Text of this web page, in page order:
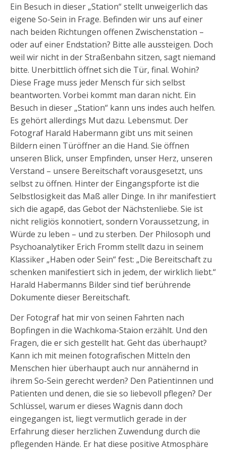
Ein Besuch in dieser „Station“ stellt unweigerlich das
eigene So-Sein in Frage. Befinden wir uns auf einer
nach beiden Richtungen offenen Zwischenstation –
oder auf einer Endstation? Bitte alle aussteigen. Doch
weil wir nicht in der Straßenbahn sitzen, sagt niemand
bitte. Unerbittlich öffnet sich die Tür, final. Wohin?
Diese Frage muss jeder Mensch für sich selbst
beantworten. Vorbei kommt man daran nicht. Ein
Besuch in dieser „Station“ kann uns indes auch helfen.
Es gehört allerdings Mut dazu. Lebensmut. Der
Fotograf Harald Habermann gibt uns mit seinen
Bildern einen Türöffner an die Hand. Sie öffnen
unseren Blick, unser Empfinden, unser Herz, unseren
Verstand – unsere Bereitschaft vorausgesetzt, uns
selbst zu öffnen. Hinter der Eingangspforte ist die
Selbstlosigkeit das Maß aller Dinge. In ihr manifestiert
sich die agapē, das Gebot der Nächstenliebe. Sie ist
nicht religiös konnotiert, sondern Voraussetzung, in
Würde zu leben – und zu sterben. Der Philosoph und
Psychoanalytiker Erich Fromm stellt dazu in seinem
Klassiker „Haben oder Sein“ fest: „Die Bereitschaft zu
schenken manifestiert sich in jedem, der wirklich liebt.“
Harald Habermanns Bilder sind tief berührende
Dokumente dieser Bereitschaft.
Der Fotograf hat mir von seinen Fahrten nach
Bopfingen in die Wachkoma-Staion erzählt. Und den
Fragen, die er sich gestellt hat. Geht das überhaupt?
Kann ich mit meinen fotografischen Mitteln den
Menschen hier überhaupt auch nur annähernd in
ihrem So-Sein gerecht werden? Den Patientinnen und
Patienten und denen, die sie so liebevoll pflegen? Der
Schlüssel, warum er dieses Wagnis dann doch
eingegangen ist, liegt vermutlich gerade in der
Erfahrung dieser herzlichen Zuwendung durch die
pflegenden Hände. Er hat diese positive Atmosphäre